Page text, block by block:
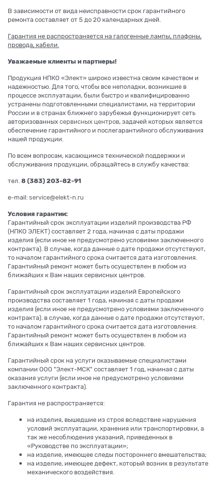
В зависимости от вида неисправности срок гарантийного
ремонта составляет от 5 до 20 календарных дней.
Гарантия не распространяется на галогенные лампы, плафоны,
провода, кабели.
Уважаемые клиенты и партнеры!
Продукция НПКО «Элект» широко известна своим качеством и
надежностью. Для того, чтобы все неполадки, возникшие в
процессе эксплуатации, были быстро и квалифицированно
устранены подготовленными специалистами, на территории
России и в странах ближнего зарубежья функционирует сеть
авторизованных сервисных центров, задачей которых является
обеспечение гарантийного и послегарантийного обслуживания
нашей продукции.
По всем вопросам, касающимся технической поддержки и
обслуживания продукции, обращайтесь в службу качества:
тел. 8 (383) 203-82-91
e-mail: service@elekt-n.ru
Условия гарантии:
Гарантийный срок эксплуатации изделий производства РФ
(НПКО ЭЛЕКТ) составляет 2 года, начиная с даты продажи
изделия (если иное не предусмотрено условиями заключенного
контракта). В случае, когда данные о дате продажи отсутствуют,
то началом гарантийного срока считается дата изготовления.
Гарантийный ремонт может быть осуществлен в любом из
ближайших к Вам наших сервисных центров.
Гарантийный срок эксплуатации изделий Европейского
производства составляет 1 года, начиная с даты продажи
изделия (если иное не предусмотрено условиями заключенного
контракта). в случае, когда данные о дате продажи отсутствуют,
то началом гарантийного срока считается дата изготовления.
Гарантийный ремонт может быть осуществлен в любом из
ближайших к Вам наших сервисных центров.
Гарантийный срок на услуги оказываемые специалистами
компании ООО "Элект-МСК" составляет 1 год, начиная с даты
оказания услуги (если иное не предусмотрено условиями
заключенного контракта).
Гарантия не распространяется:
на изделия, вышедшие из строя вследствие нарушения
условий эксплуатации, хранения или транспортировки, а
так же несоблюдения указаний, приведенных в
«Руководстве по эксплуатации»;
на изделие, имеющее следы постороннего вмешательства;
на изделие, имеющее дефект, который возник в результате
механического воздействия.